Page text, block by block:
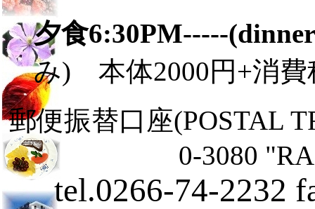
夕食6:30PM-----
み) 本体2000円+消費
郵便振替口座(POSTAL
0-3080
tel.0266-74-2232